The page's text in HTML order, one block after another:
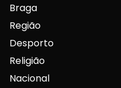
Braga
Região
Desporto
Religião
Nacional